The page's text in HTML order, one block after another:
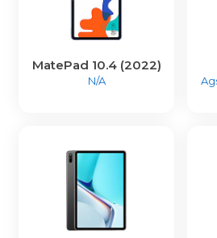
MatePad 10.4 (2022)
N/A